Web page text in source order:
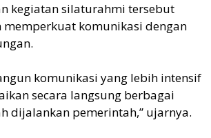
kegiatan silaturahmi tersebut
komunikasi dengan
komunikasi yang lebih intensif
secara langsung berbagai
dijalankan pemerintah,” ujarnya.